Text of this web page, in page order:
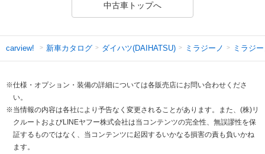
中古車トップへ
carview! 新車カタログ ダイハツ(DAIHATSU) ミラジーノ ミラジ
※仕様・オプション・装備の詳細については各販売店にお問い合わせくださ
い。
※当情報の内容は各社により予告なく変更されることがあります。また、(株)リ
クルートおよびLINEヤフー株式会社は当コンテンツの完全性、無誤謬性を保
証するものではなく、当コンテンツに起因するいかなる損害の責も負いかね
ます。